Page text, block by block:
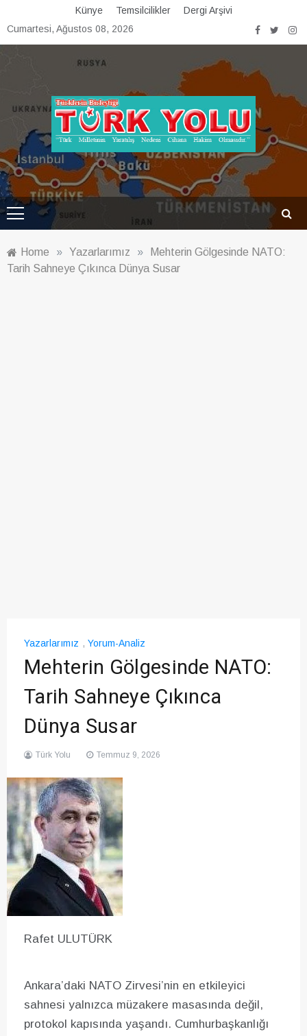
to
Künye Temsilcilikler
Dergi Arşivi
Cumartesi, Ağustos 08, 2026
Türk Yolu Dergisi
Home » Yazarlarımız »
Mehterin Gölgesinde NATO:
Tarih Sahneye Çıkınca Dünya Susar
Yazarlarımız , Yorum-Analiz
Mehterin Gölgesinde NATO:
Tarih Sahneye Çıkınca
Dünya Susar
Türk Yolu Temmuz 9, 2026
Rafet ULUTÜRK
Ankara’daki NATO Zirvesi’nin en etkileyici
sahnesi yalnızca müzakere masasında değil,
protokol kapısında yaşandı. Cumhurbaşkanlığı